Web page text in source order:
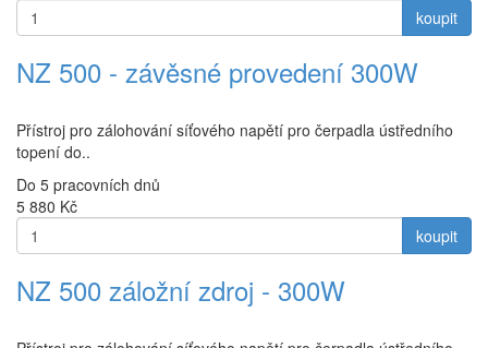
koupit
NZ 500 - závěsné provedení 300W
Přístroj pro zálohování síťového napětí pro čerpadla ústředního
topení do..
Do 5 pracovních dnů
5 880 Kč
koupit
NZ 500 záložní zdroj - 300W